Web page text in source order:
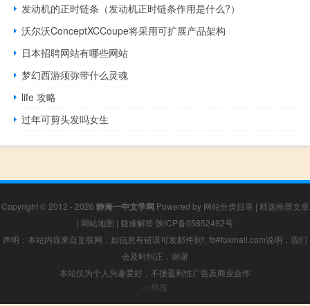
发动机的正时链条（发动机正时链条作用是什么?）
沃尔沃ConceptXCCoupe将采用可扩展产品架构
日本招聘网站有哪些网站
梦幻西游须弥带什么灵魂
life 攻略
过年可剪头发吗女生
Copyright © 2012 - 2026 静海一中文学网 Powered by 网站分类目录 | 精选推荐文章
| 网站地图 | 疑难解答 陕ICP备05852492号
声明：本站内容来自互联网，如信息有错误可发邮件到f_fb#foxmail.com说明，我们
会及时纠正，谢谢
本站仅为个人兴趣爱好，不接盈利性广告及商业合作
小男孩